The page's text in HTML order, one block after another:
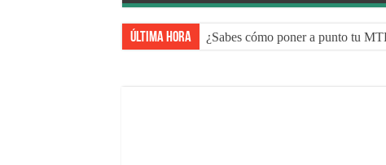
Última hora ¿Sabes cómo poner a punto tu
NEUMÁTICOS DE BICI: